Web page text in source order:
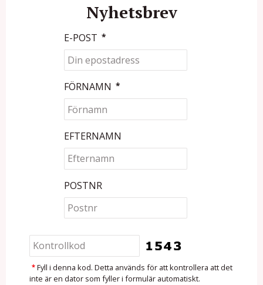
Nyhetsbrev
E-POST *
FÖRNAMN *
EFTERNAMN
POSTNR
* Fyll i denna kod. Detta används för att kontrollera att det
inte är en dator som fyller i formulär automatiskt.